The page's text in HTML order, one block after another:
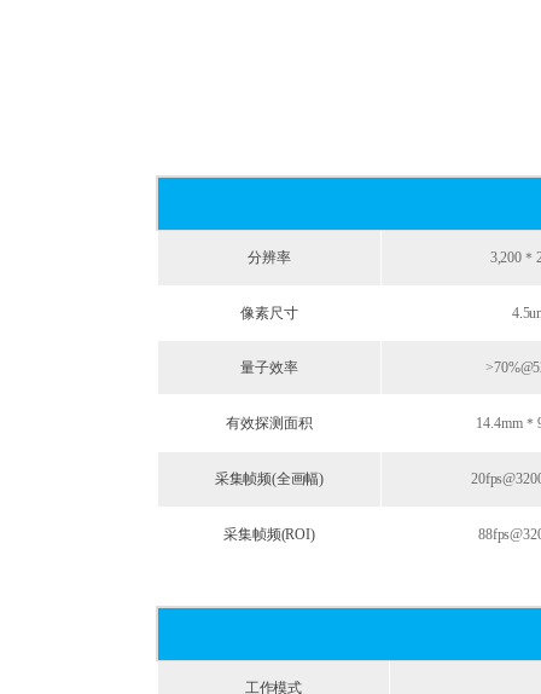
分辨率 3,200＊
像素尺寸 4.
量子效率
有效探测面积 14.4mm＊
采集帧频(全画幅)
采集帧频(ROI)
工作模式